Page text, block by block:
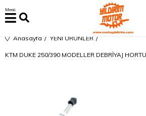
Menü
Anasayfa YENİ ÜRÜNLER
KTM DUKE 250/390 MODELLER DEBRİYAJ